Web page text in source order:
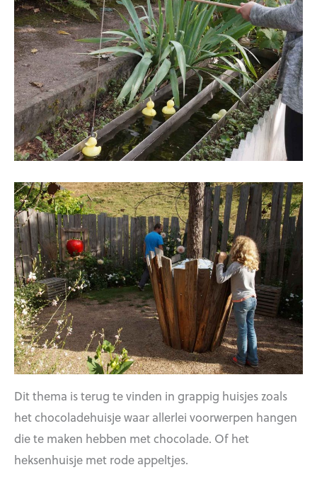
Dit thema is terug te vinden in grappig huisjes zoals
het chocoladehuisje waar allerlei voorwerpen hangen
die te maken hebben met chocolade. Of het
heksenhuisje met rode appeltjes.